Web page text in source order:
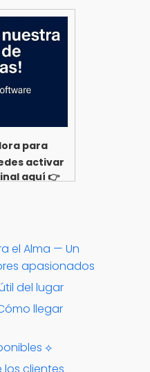
para
activar
aquí 👉
el Alma — Un
apasionados
del lugar
llegar
⟡